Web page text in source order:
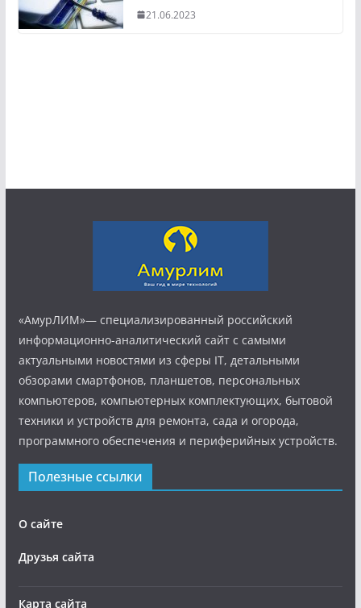
21.06.2023
«АмурЛИМ»— специализированный российский
информационно-аналитический сайт с самыми
актуальными новостями из сферы IT, детальными
обзорами смартфонов, планшетов, персональных
компьютеров, компьютерных комплектующих, бытовой
техники и устройств для ремонта, сада и огорода,
программного обеспечения и периферийных устройств.
Полезные ссылки
О сайте
Друзья сайта
Карта сайта